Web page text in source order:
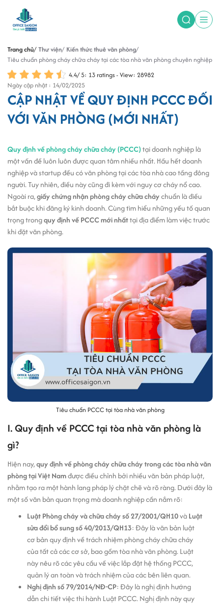
Trang chủ Thư viện Kiến thức thuê văn phòng
Tiêu chuẩn phòng cháy chữa cháy tại các tòa nhà văn phòng chuyên nghiệp
4.4/5: 13 ratings - View: 28982
Ngày cập nhật : 14/02/2025
CẬP NHẬT VỀ QUY ĐỊNH PCCC ĐỐI
VỚI VĂN PHÒNG (MỚI NHẤT)
Quy định về phòng cháy chữa cháy (PCCC)tại doanh nghiệp là
một vấn đề luôn luôn được quan tâm nhiều nhất. Hầu hết doanh
nghiệp và startup đều có văn phòng tại các tòa nhà cao tầng đông
người. Tuy nhiên, điều này cũng đi kèm với nguy cơ cháy nổ cao.
Ngoài ra,giấy chứng nhận phòng cháy chữa cháychuẩn là điều
bắt buộc khi đăng ký kinh doanh. Cùng tìm hiểu những yếu tố quan
trọng trongquy định về PCCC mới nhấttại địa điểm làm việc trước
khi đặt văn phòng.
Tiêu chuẩn PCCC tại tòa nhà văn phòng
I. Quy định về PCCC tại tòa nhà văn phòng là
gì?
Hiện nay,quy định về phòng cháy chữa cháy trong các tòa nhà văn
phòng tại Việt Namđược điều chỉnh bởi nhiều văn bản pháp luật,
nhằm tạo ra một hành lang pháp lý chặt chẽ và rõ ràng. Dưới đây là
một số văn bản quan trọng mà doanh nghiệp cần nắm rõ:
Luật Phòng cháy và chữa cháy số 27/2001/QH10vàLuật
sửa đổi bổ sung số 40/2013/QH13: Đây là văn bản luật
cơ bản quy định về trách nhiệm phòng cháy chữa cháy
của tất cả các cơ sở, bao gồm tòa nhà văn phòng. Luật
này nêu rõ các yêu cầu về việc lắp đặt hệ thống PCCC,
quản lý an toàn và trách nhiệm của các bên liên quan.
Nghị định số 79/2014/NĐ-CP: Đây là nghị định hướng
dẫn chi tiết việc thi hành Luật PCCC. Nghị định này quy